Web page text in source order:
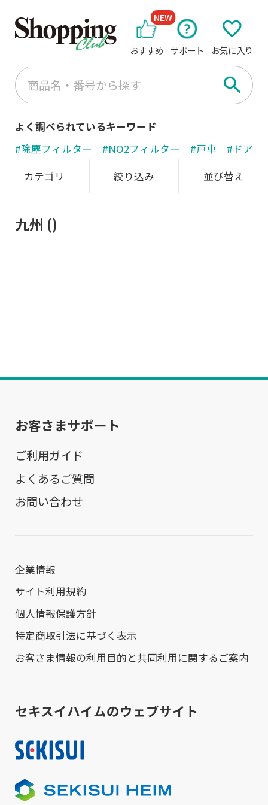
おすすめ
NEW
サポート お気に入り
よく調べられているキーワード
#除塵フィルター
#NO2フィルター #戸車
#ドアノ
カテゴリ
絞り込み 並び替え
九州 ()
お客さまサポート
ご利用ガイド
よくあるご質問
お問い合わせ
企業情報
サイト利用規約
個人情報保護方針
特定商取引法に基づく表示
お客さま情報の利用目的と共同利用に関するご案内
セキスイハイムのウェブサイト